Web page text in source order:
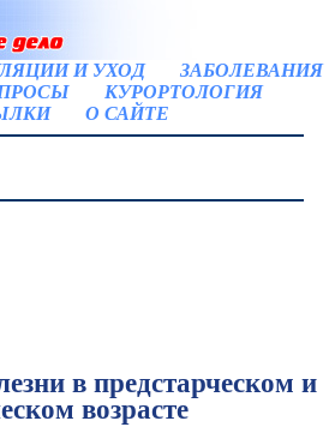
И УХОД
ЗАБОЛЕВАНИЯ
КУРОРТОЛОГИЯ
О САЙТЕ
в предстарческом и
возрасте